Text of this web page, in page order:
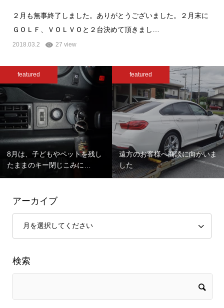
２月も無事終了しました。ありがとうございました。２月末に
ＧＯＬＦ、ＶＯＬＶＯと２台決めて頂きまし…
2018.03.2 27 view
featured
8月は、子どもやペットを残し
たままのキー閉じこみに…
featured
遠方のお客様へ商談に向かいま
した
アーカイブ
検索